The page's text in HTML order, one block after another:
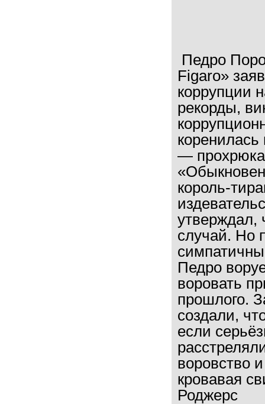
Педро
Figaro»
коррупции
рекорды,
—
король-
утверждал,
случай. Но
Педро
воровать
прошлого.
создали,
если
воровство
кровавая
Роджерс